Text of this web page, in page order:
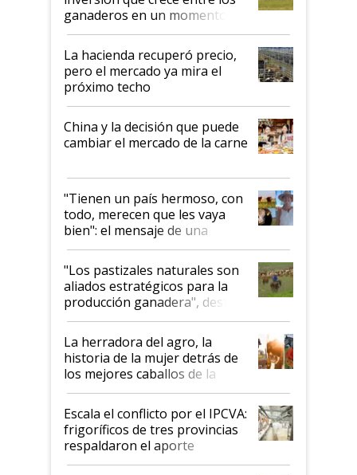
ganaderos en un momento
histórico para la actividad
La hacienda recuperó precio,
pero el mercado ya mira el
próximo techo
China y la decisión que puede
cambiar el mercado de la carne
"Tienen un país hermoso, con
todo, merecen que les vaya
bien": el mensaje de una
ganadera uruguaya sobre las
oportunidades que se abren
para el agro en Argentina, con
foco en la carne
"Los pastizales naturales son
aliados estratégicos para la
producción ganadera", destaca
la iniciativa que ya reúne a 46
establecimientos en Argentina
La herradora del agro, la
historia de la mujer detrás de
los mejores caballos de la
Argentina y los mitos que
todavía hacen sufrir a estos
animales: "Mientras me
descalificaban, yo seguí
haciendo currículum"
Escala el conflicto por el IPCVA:
frigoríficos de tres provincias
respaldaron el aporte
obligatorio